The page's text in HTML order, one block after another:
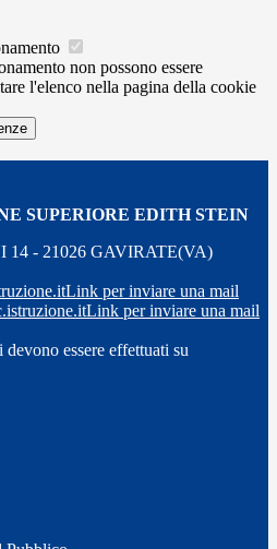
non possono essere
l'elenco nella pagina della cookie
SUPERIORE EDITH STEIN
- 21026 GAVIRATE(VA)
Link per inviare una mail
Link per inviare una mail
essere effettuati su